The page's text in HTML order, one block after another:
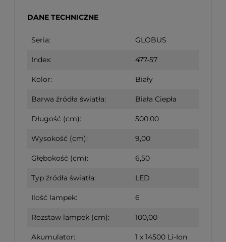
DANE TECHNICZNE
Seria: GLOBUS
Index: 477-57
Kolor: Biały
Barwa źródła światła: Biała Ciepła
Długość (cm): 500,00
Wysokość (cm): 9,00
Głębokość (cm): 6,50
Typ źródła światła: LED
Ilość lampek: 6
Rozstaw lampek (cm): 100,00
Akumulator: 1 x 14500 Li-Ion